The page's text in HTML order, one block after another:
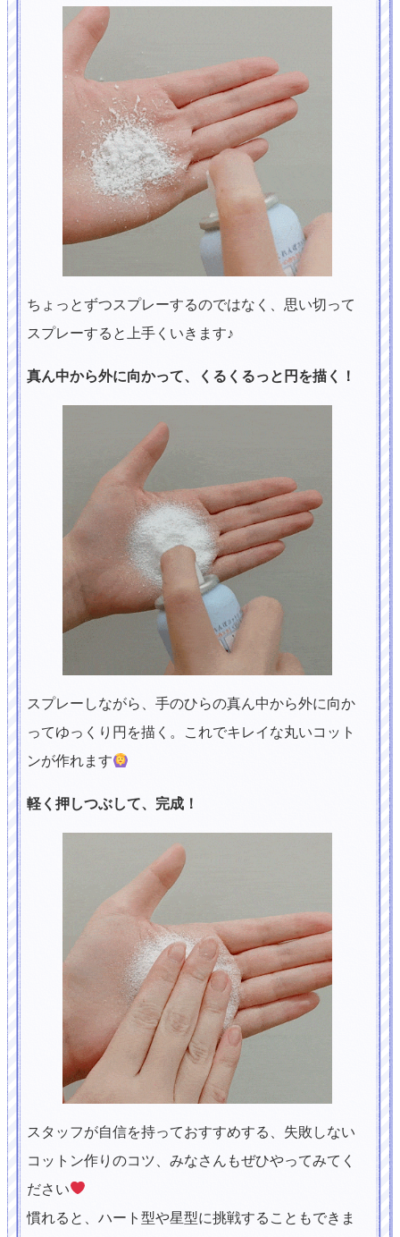
ちょっとずつスプレーするのではなく、思い切って
スプレーすると上手くいきます♪
真ん中から外に向かって、くるくるっと円を描く！
スプレーしながら、手のひらの真ん中から外に向か
ってゆっくり円を描く。これでキレイな丸いコット
ンが作れます
軽く押しつぶして、完成！
スタッフが自信を持っておすすめする、失敗しない
コットン作りのコツ、みなさんもぜひやってみてく
ださい
慣れると、ハート型や星型に挑戦することもできま